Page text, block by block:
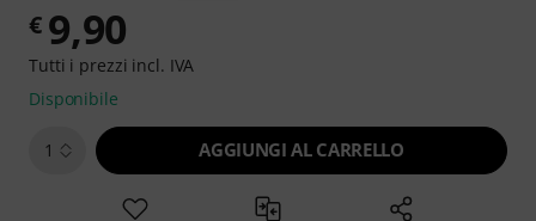
€ 9,90
Tutti i prezzi incl. IVA
Disponibile
1 AGGIUNGI AL CARRELLO